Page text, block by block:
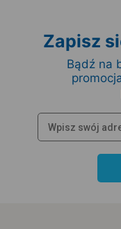
Zapisz
Bądź na